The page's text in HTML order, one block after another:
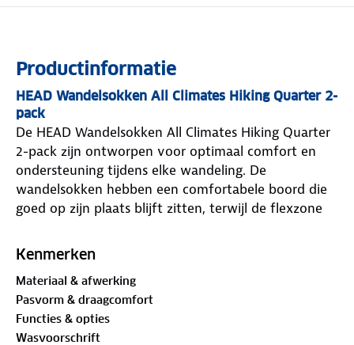
Productinformatie
HEAD Wandelsokken All Climates Hiking Quarter 2-
pack
De HEAD Wandelsokken All Climates Hiking Quarter
2-pack zijn ontworpen voor optimaal comfort en
ondersteuning tijdens elke wandeling. De
wandelsokken hebben een comfortabele boord die
goed op zijn plaats blijft zitten, terwijl de flexzone
strategisch geplaatste demping worden drukpunten
verminderd, wat bijdraagt aan een aangenaam
draagcomfort, zelfs tijdens lange wandelingen. Het
ge ntegreerde mesh zorgt voor ventilatie, waardoor
je voeten fris en droog blijven. Bovendien zijn deze
wandelsokken gemaakt met gerecyclede materialen,
Kenmerken
Materiaal & afwerking
Pasvorm & draagcomfort
Functies & opties
Wasvoorschrift